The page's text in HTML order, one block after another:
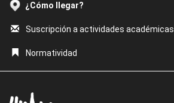
¿Cómo llegar?
Suscripción a actividades académicas
Normatividad